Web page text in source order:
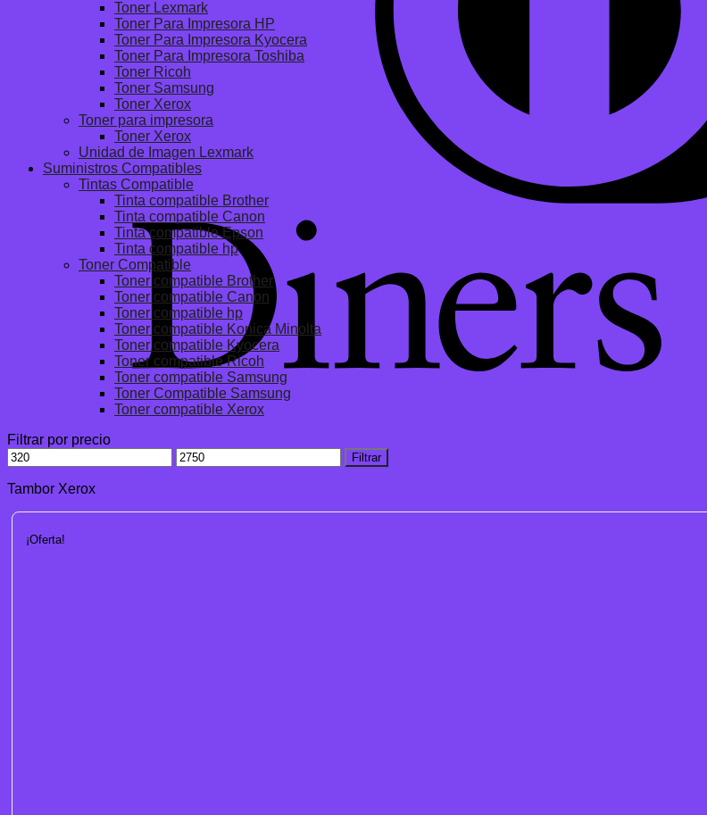
Toner Lexmark
Toner Para Impresora HP
Toner Para Impresora Kyocera
Toner Para Impresora Toshiba
Toner Ricoh
Toner Samsung
Toner Xerox
Toner para impresora
Toner Xerox
Unidad de Imagen Lexmark
Suministros Compatibles
Tintas Compatible
Tinta compatible Brother
Tinta compatible Canon
Tinta compatible Epson
Tinta compatible hp
Toner Compatible
Toner compatible Brother
Toner compatible Canon
Toner compatible hp
Toner compatible Konica Minolta
Toner compatible Kyocera
Toner compatible Ricoh
Toner compatible Samsung
Toner Compatible Samsung
Toner compatible Xerox
Filtrar por precio
Precio
mínimo
Precio
máximo
Filtrar
Tambor Xerox
¡Oferta!